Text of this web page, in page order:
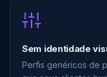
Sem identidade
Perfis genéricos de